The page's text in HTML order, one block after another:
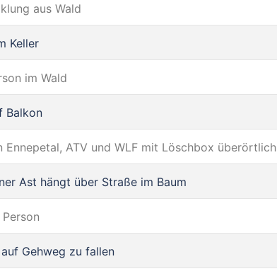
aus Wald
Keller
im Wald
Balkon
Ennepetal, ATV und WLF mit Löschbox überörtlich
Ast hängt über Straße im Baum
Gehweg zu fallen